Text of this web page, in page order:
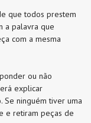
que todos prestem
a palavra que
com a mesma
ou não
explicar
Se ninguém tiver uma
e retiram peças de